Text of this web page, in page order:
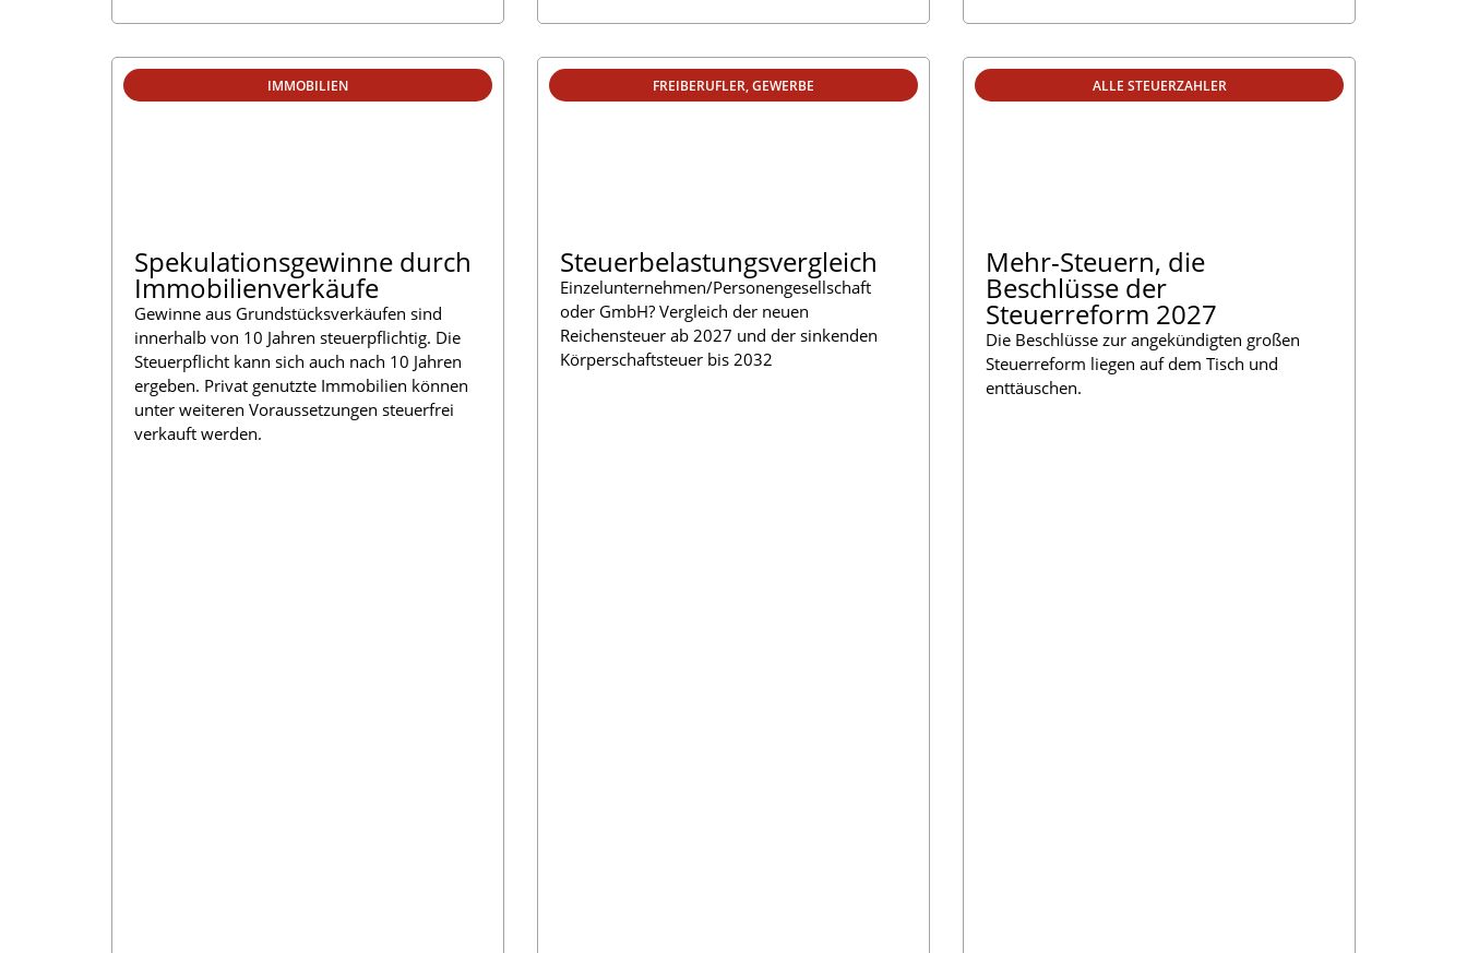
IMMOBILIEN
Spekulationsgewinne durch
Immobilienverkäufe
Gewinne aus Grundstücksverkäufen sind
innerhalb von 10 Jahren steuerpflichtig. Die
Steuerpflicht kann sich auch nach 10 Jahren
ergeben. Privat genutzte Immobilien können
unter weiteren Voraussetzungen steuerfrei
verkauft werden.
FREIBERUFLER,GEWERBE
Steuerbelastungsvergleich
Einzelunternehmen/Personengesellschaft
oder GmbH? Vergleich der neuen
Reichensteuer ab 2027 und der sinkenden
Körperschaftsteuer bis 2032
ALLE STEUERZAHLER
Mehr-Steuern, die
Beschlüsse der
Steuerreform 2027
Die Beschlüsse zur angekündigten großen
Steuerreform liegen auf dem Tisch und
enttäuschen.